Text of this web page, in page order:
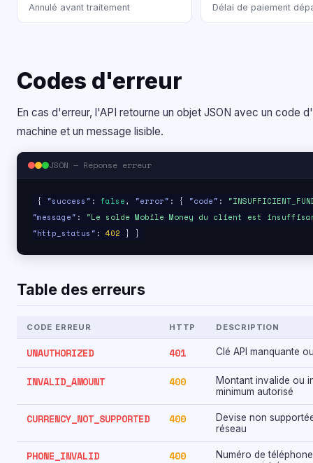
Annulé avant traitement Délai de paiement
Codes d'erreur
En cas d'erreur, l'API retourne un objet JSON avec un code
machine et un message lisible.
JSON — Réponse erreur
{ "success" : false, "error" : { "code" :
"message" :
"Le solde Mobile Money du client est
"http_status" : 402 } }
Table des erreurs
CODE ERREUR HTTP DESCRIPTION
UNAUTHORIZED 401 Clé API manquante
INVALID_AMOUNT 400
Montant invalide ou
minimum autorisé
CURRENCY_NOT_SUPPORTED 400
Devise non
réseau
PHONE_INVALID 400
Numéro de